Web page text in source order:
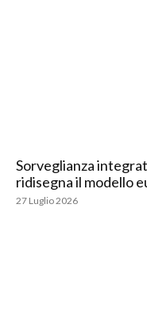
Sorveglianza
ridisegna il modello
27 Luglio 2026